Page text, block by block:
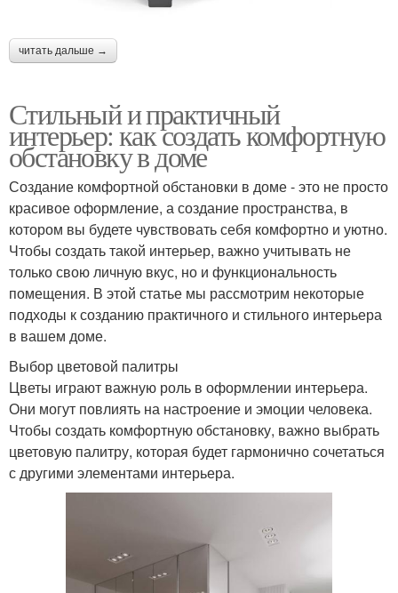
читать дальше →
Стильный и практичный
интерьер: как создать комфортную
обстановку в доме
Создание комфортной обстановки в доме - это не просто
красивое оформление, а создание пространства, в
котором вы будете чувствовать себя комфортно и уютно.
Чтобы создать такой интерьер, важно учитывать не
только свою личную вкус, но и функциональность
помещения. В этой статье мы рассмотрим некоторые
подходы к созданию практичного и стильного интерьера
в вашем доме.
Выбор цветовой палитры
Цветы играют важную роль в оформлении интерьера.
Они могут повлиять на настроение и эмоции человека.
Чтобы создать комфортную обстановку, важно выбрать
цветовую палитру, которая будет гармонично сочетаться
с другими элементами интерьера.